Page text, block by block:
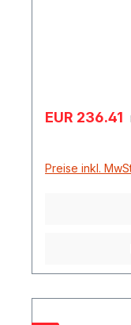
Verkaufspreis:
EUR 236.41
Preise inkl.